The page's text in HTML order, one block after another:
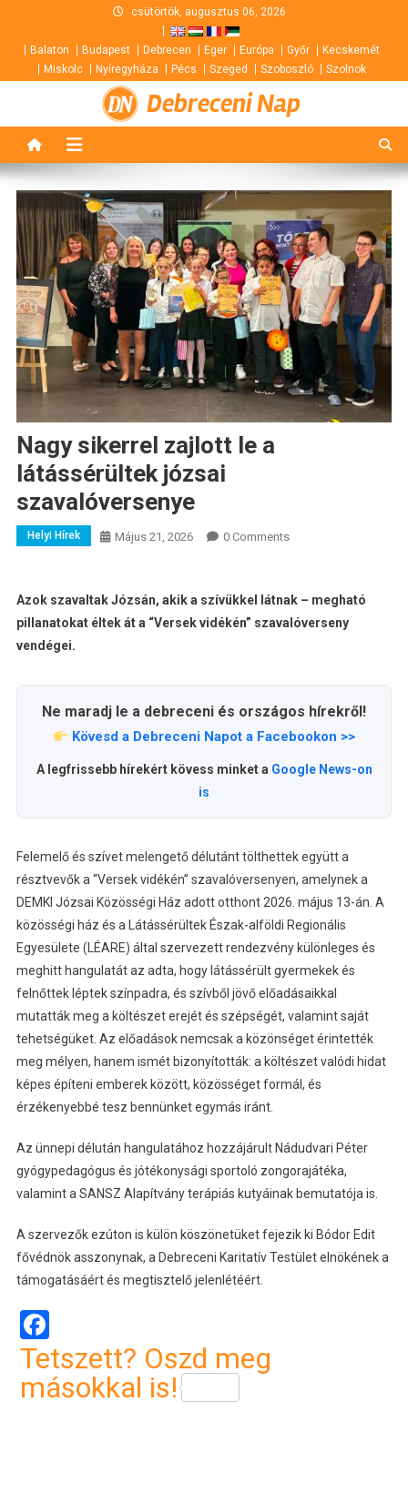
content
csütörtök, augusztus 06, 2026
Balaton Budapest Debrecen Eger Európa Győr
Kecskemét
Miskolc
Nyíregyháza Pécs Szeged Szoboszló Szolnok
Debreceni Nap
Nagy sikerrel zajlott le a
látássérültek józsai
szavalóversenye
Helyi Hírek Május 21, 2026 0 Comments
Azok szavaltak Józsán, akik a szívükkel látnak – megható
pillanatokat éltek át a “Versek vidékén” szavalóverseny
vendégei.
Ne maradj le a debreceni és országos hírekről!
Kövesd a Debreceni Napot a Facebookon >>
A legfrissebb hírekért kövess minket a Google News-on
is
Felemelő és szívet melengető délutánt tölthettek együtt a
résztvevők a “Versek vidékén” szavalóversenyen, amelynek a
DEMKI Józsai Közösségi Ház adott otthont 2026. május 13-án. A
közösségi ház és a Látássérültek Észak-alföldi Regionális
Egyesülete (LÉARE) által szervezett rendezvény különleges és
meghitt hangulatát az adta, hogy látássérült gyermekek és
felnőttek léptek színpadra, és szívből jövő előadásaikkal
mutatták meg a költészet erejét és szépségét, valamint saját
tehetségüket. Az előadások nemcsak a közönséget érintették
meg mélyen, hanem ismét bizonyították: a költészet valódi hidat
képes építeni emberek között, közösséget formál, és
érzékenyebbé tesz bennünket egymás iránt.
Az ünnepi délután hangulatához hozzájárult Nádudvari Péter
gyógypedagógus és jótékonysági sportoló zongorajátéka,
valamint a SANSZ Alapítvány terápiás kutyáinak bemutatója is.
A szervezők ezúton is külön köszönetüket fejezik ki Bódor Edit
fővédnök asszonynak, a Debreceni Karitatív Testület elnökének a
támogatásáért és megtisztelő jelenlétéért.
Facebook
Tetszett? Oszd meg
másokkal is!